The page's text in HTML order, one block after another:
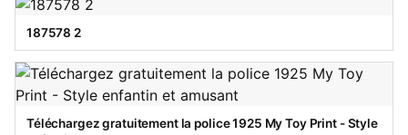
187578 2
Téléchargez gratuitement la police 1925 My Toy Print - Style